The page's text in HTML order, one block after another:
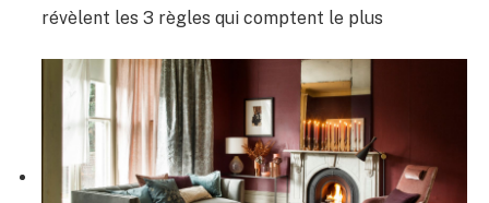
révèlent les 3 règles qui comptent le plus